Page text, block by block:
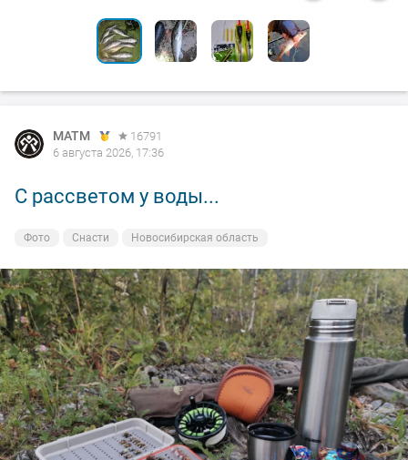
MATM
16791
6 августа 2026, 17:36
С рассветом у воды...
Фото Снасти Новосибирская область